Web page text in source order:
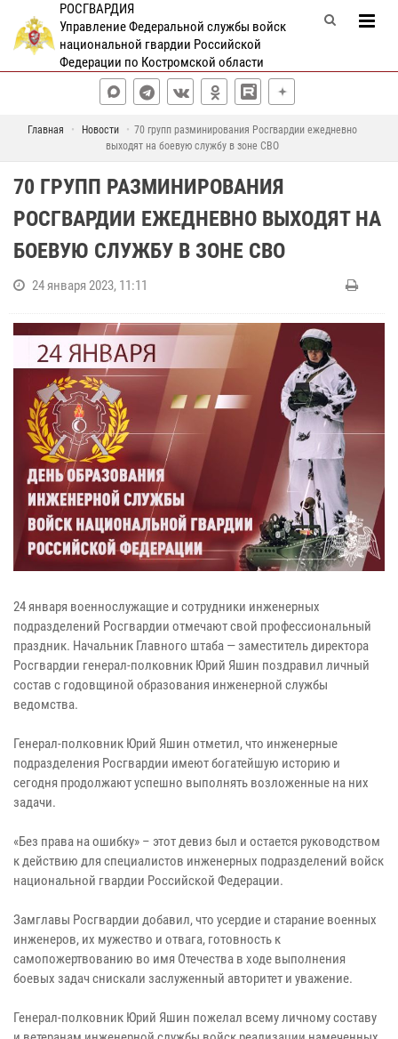
РОСГВАРДИЯ
Управление Федеральной службы войск
национальной гвардии Российской
Федерации по Костромской области
Главная Новости
70 групп разминирования Росгвардии ежедневно
выходят на боевую службу в зоне СВО
70 ГРУПП РАЗМИНИРОВАНИЯ
РОСГВАРДИИ ЕЖЕДНЕВНО ВЫХОДЯТ НА
БОЕВУЮ СЛУЖБУ В ЗОНЕ СВО
24 января 2023, 11:11
24 января военнослужащие и сотрудники инженерных
подразделений Росгвардии отмечают свой профессиональный
праздник. Начальник Главного штаба — заместитель директора
Росгвардии генерал-полковник Юрий Яшин поздравил личный
состав с годовщиной образования инженерной службы
ведомства.
Генерал-полковник Юрий Яшин отметил, что инженерные
подразделения Росгвардии имеют богатейшую историю и
сегодня продолжают успешно выполнять возложенные на них
задачи.
«Без права на ошибку» – этот девиз был и остается руководством
к действию для специалистов инженерных подразделений войск
национальной гвардии Российской Федерации.
Замглавы Росгвардии добавил, что усердие и старание военных
инженеров, их мужество и отвага, готовность к
самопожертвованию во имя Отечества в ходе выполнения
боевых задач снискали заслуженный авторитет и уважение.
Генерал-полковник Юрий Яшин пожелал всему личному составу